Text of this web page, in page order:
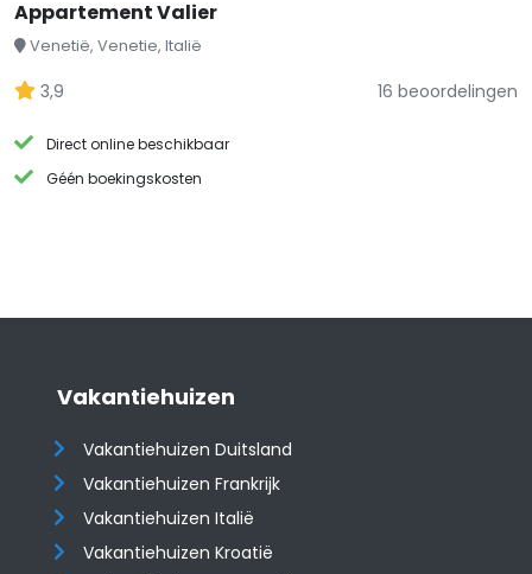
Appartement Valier
Venetië, Venetie, Italië
3,9 16 beoordelingen
Direct online beschikbaar
Géén boekingskosten
Vakantiehuizen
Vakantiehuizen Duitsland
Vakantiehuizen Frankrijk
Vakantiehuizen Italië
Vakantiehuizen Kroatië